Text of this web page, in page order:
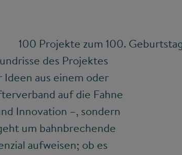
100 Projekte zum 100.
des Projektes
aus einem oder
auf die Fahne
Innovation –, sondern
um bahnbrechende
aufweisen; ob es